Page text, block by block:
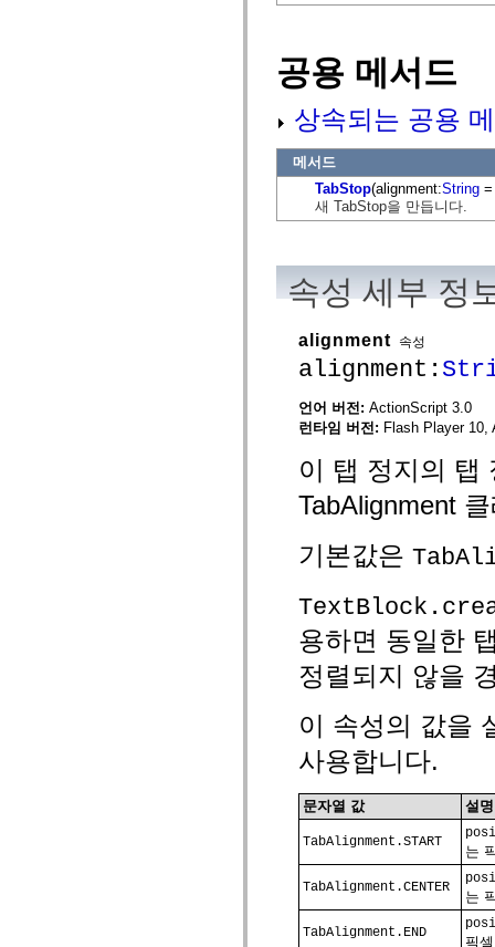
mx.automation.delegates.advancedDataGrid
mx.automation.delegates.controls.dataGridClasses
공용 메서드
상속되는 공용
메서드
TabStop(alignment:String
새 TabStop을 만듭니다.
속성 세부 정
alignment 속성
alignment:
언어 버전: ActionScript 3.0
런타임 버전: Flash Player 10,
이 탭 정지의 탭
TabAlignment
기본값은
용하면 동일한
정렬되지 않을
이 속성의 값을
사용합니다.
문자열 값 설명
TabAlignment.START
는
TabAlignment.CENTER
는
TabAlignment.END
픽